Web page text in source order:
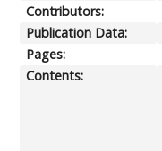
Contributors:
Publication Data:
Pages:
Contents: